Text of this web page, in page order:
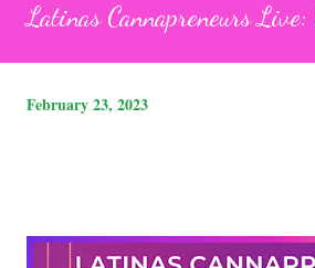
Latinas Cannapreneurs
February 23, 2023